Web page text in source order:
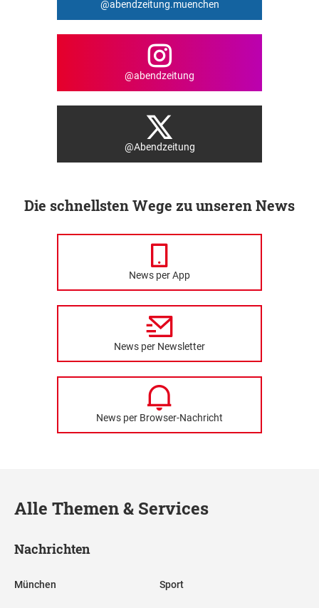
@abendzeitung.muenchen
@abendzeitung
@Abendzeitung
Die schnellsten Wege zu unseren News
News per App
News per Newsletter
News per Browser-Nachricht
Alle Themen & Services
Nachrichten
München Sport